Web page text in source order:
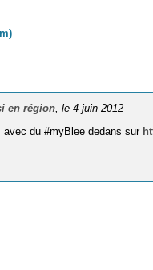
en région , le 4 juin 2012
avec du #myBlee dedans sur